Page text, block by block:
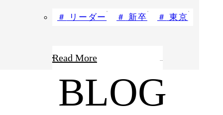
リーダー 新卒 東京
Read More
BLOG